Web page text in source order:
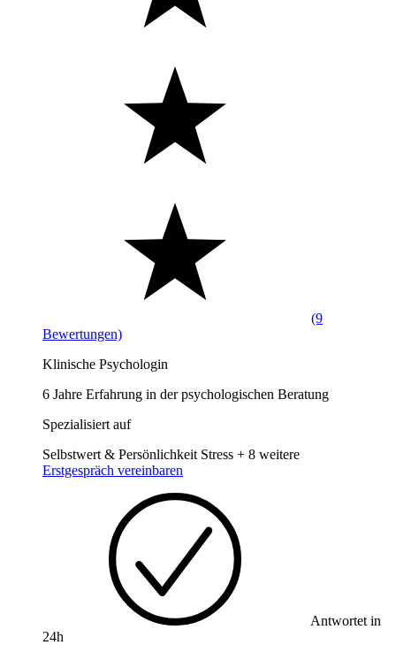
(9
Bewertungen)
Klinische Psychologin
6 Jahre Erfahrung in der psychologischen Beratung
Spezialisiert auf
Selbstwert & Persönlichkeit Stress + 8 weitere
Erstgespräch vereinbaren
Antwortet in
24h